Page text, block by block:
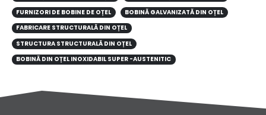
FURNIZORI DE BOBINE DE OȚEL
BOBINĂ GALVANIZATĂ DIN OȚEL
FABRICARE STRUCTURALĂ DIN OȚEL
STRUCTURA STRUCTURALĂ DIN OȚEL
BOBINĂ DIN OȚEL INOXIDABIL SUPER -AUSTENITIC